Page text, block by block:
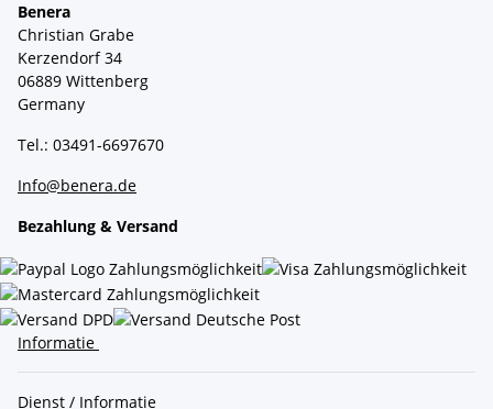
Benera
Christian Grabe
Kerzendorf 34
06889 Wittenberg
Germany
Tel.: 03491-6697670
Info@benera.de
Bezahlung & Versand
Informatie
Dienst / Informatie